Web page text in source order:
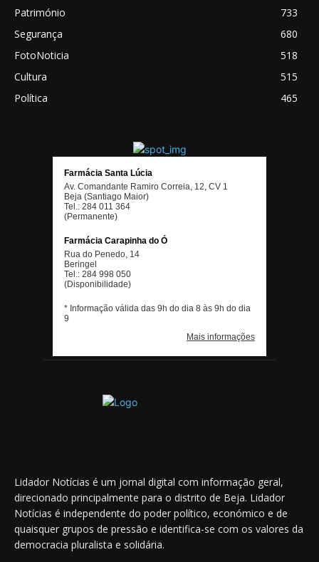
Património
733
Segurança
680
FotoNoticia
518
Cultura
515
Política
465
Lidador Notícias é um jornal digital com informação geral,
direcionado principalmente para o distrito de Beja. Lidador
Notícias é independente do poder político, económico e de
quaisquer grupos de pressão e identifica-se com os valores da
democracia pluralista e solidária.